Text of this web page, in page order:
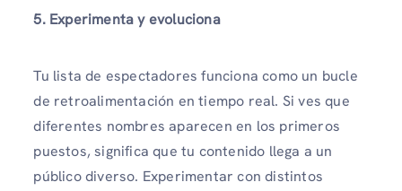
5. Experimenta y evoluciona
Tu lista de espectadores funciona como un bucle
de retroalimentación en tiempo real. Si ves que
diferentes nombres aparecen en los primeros
puestos, significa que tu contenido llega a un
público diverso. Experimentar con distintos